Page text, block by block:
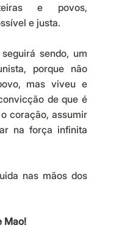
e povos,
e justa.
porque não
mas viveu e
de que é
coração, assumir
na força infinita
Mao!